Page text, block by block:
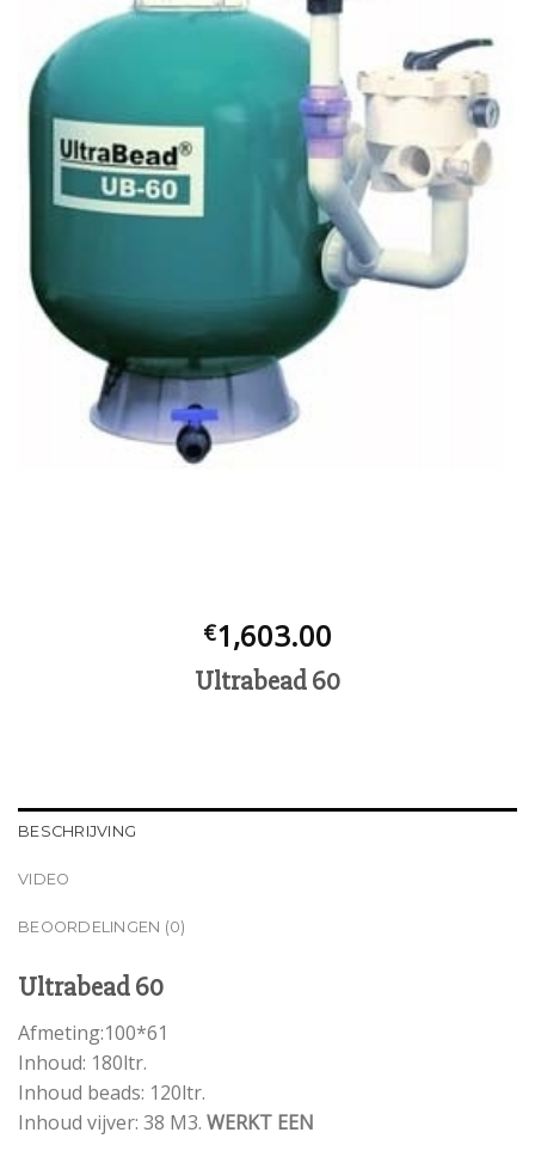
€1,603.00
Ultrabead 60
BESCHRIJVING
VIDEO
BEOORDELINGEN (0)
Ultrabead 60
Afmeting:100*61
Inhoud: 180ltr.
Inhoud beads: 120ltr.
Inhoud vijver: 38 M3. WERKT EEN